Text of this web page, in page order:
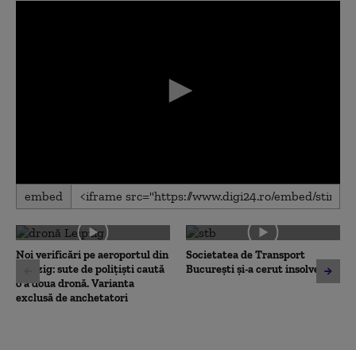
0
seconds
0
seconds
embed
Noi verificări pe aeroportul din
Leipzig: sute de polițiști caută
o a doua dronă. Varianta
exclusă de anchetatori
Societatea de Transport
București și-a cerut insolvența